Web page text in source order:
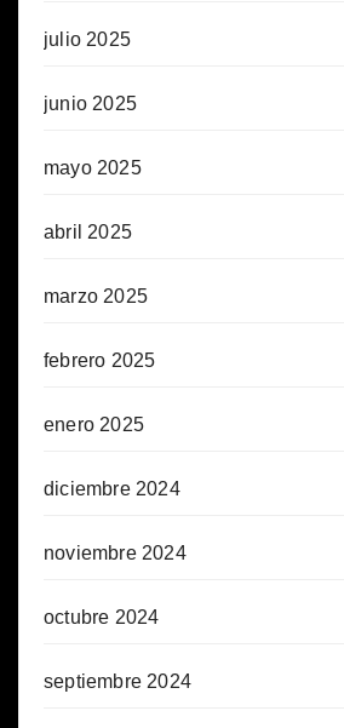
julio 2025
junio 2025
mayo 2025
abril 2025
marzo 2025
febrero 2025
enero 2025
diciembre 2024
noviembre 2024
octubre 2024
septiembre 2024